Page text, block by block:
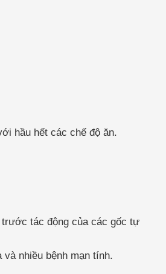
hầu hết các chế độ ăn.
trước tác động của các gốc tự
nhiều bệnh mạn tính.